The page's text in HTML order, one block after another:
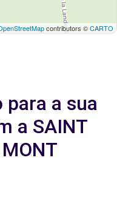
contributors ©CARTO
a sua
a SAINT
MONT